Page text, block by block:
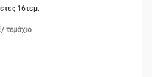
16τεμ.
τεμάχιο